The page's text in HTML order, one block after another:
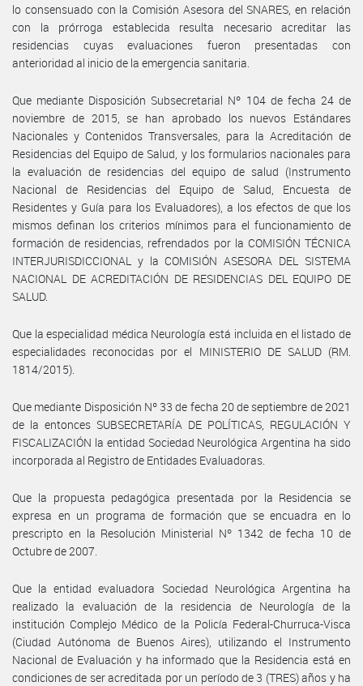
lo consensuado con la Comisión Asesora del SNARES, en relación
con la prórroga establecida resulta necesario acreditar las
residencias cuyas evaluaciones fueron presentadas con
anterioridad al inicio de la emergencia sanitaria.
Que mediante Disposición Subsecretarial Nº 104 de fecha 24 de
noviembre de 2015, se han aprobado los nuevos Estándares
Nacionales y Contenidos Transversales, para la Acreditación de
Residencias del Equipo de Salud, y los formularios nacionales para
la evaluación de residencias del equipo de salud (Instrumento
Nacional de Residencias del Equipo de Salud, Encuesta de
Residentes y Guía para los Evaluadores), a los efectos de que los
mismos definan los criterios mínimos para el funcionamiento de
formación de residencias, refrendados por la COMISIÓN TÉCNICA
INTERJURISDICCIONAL y la COMISIÓN ASESORA DEL SISTEMA
NACIONAL DE ACREDITACIÓN DE RESIDENCIAS DEL EQUIPO DE
SALUD.
Que la especialidad médica Neurología está incluida en el listado de
especialidades reconocidas por el MINISTERIO DE SALUD (RM.
1814/2015).
Que mediante Disposición Nº 33 de fecha 20 de septiembre de 2021
de la entonces SUBSECRETARÍA DE POLÍTICAS, REGULACIÓN Y
FISCALIZACIÓN la entidad Sociedad Neurológica Argentina ha sido
incorporada al Registro de Entidades Evaluadoras.
Que la propuesta pedagógica presentada por la Residencia se
expresa en un programa de formación que se encuadra en lo
prescripto en la Resolución Ministerial Nº 1342 de fecha 10 de
Octubre de 2007.
Que la entidad evaluadora Sociedad Neurológica Argentina ha
realizado la evaluación de la residencia de Neurología de la
institución Complejo Médico de la Policía Federal-Churruca-Visca
(Ciudad Autónoma de Buenos Aires), utilizando el Instrumento
Nacional de Evaluación y ha informado que la Residencia está en
condiciones de ser acreditada por un período de 3 (TRES) años y ha